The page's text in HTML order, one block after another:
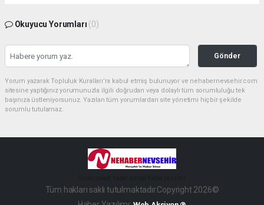
Okuyucu Yorumları (0)
Gönder
Yorum yazarak Topluluk Kuralları’nı kabul etmiş bulunuyor ve nehabernevsehir.com
sitesine yaptığınız yorumunuzla ilgili doğrudan veya dolaylı tüm sorumluluğu tek
başınıza üstleniyorsunuz. Yazılan tüm yorumlardan site yönetimi hiçbir şekilde
sorumlu tutulamaz.
Tüm hakları saklı tutulmaktadır.Copyright 2026©